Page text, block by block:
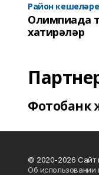
Район кешеләре
Олимпиада
хатирәләр
Фотобанк
© 2020-2026 Сайт
Об использовании